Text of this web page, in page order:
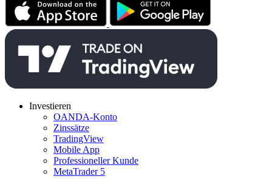
Investieren
OANDA-Konto
Zinssätze
TradingView
Mobile App
Professioneller Kunde
MetaTrader 5